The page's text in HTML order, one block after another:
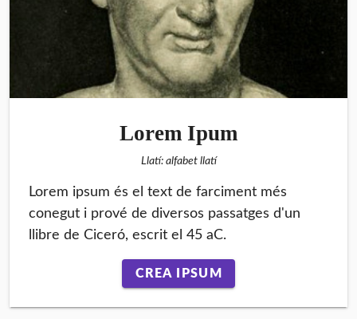
Lorem Ipum
Llatí: alfabet llatí
Lorem ipsum és el text de farciment més
conegut i prové de diversos passatges d'un
llibre de Ciceró, escrit el 45 aC.
CREA IPSUM